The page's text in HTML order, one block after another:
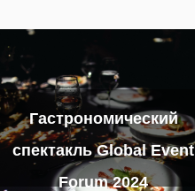
Гастрономический
спектакль Global Event
Forum 2024